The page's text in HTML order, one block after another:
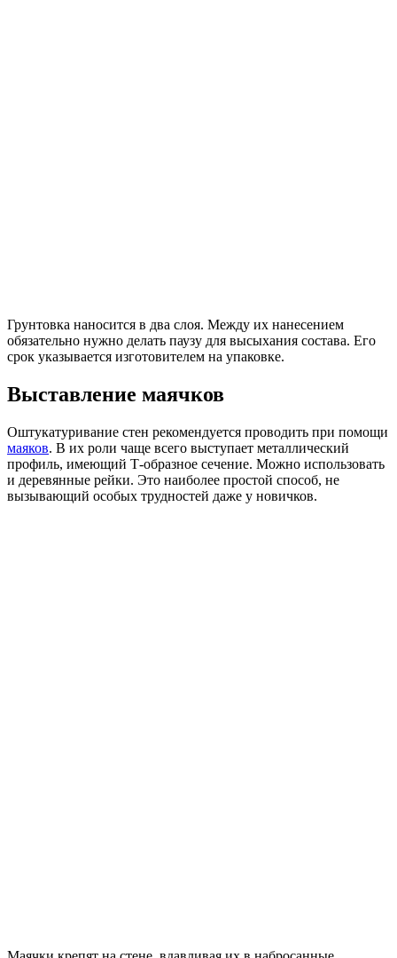
Грунтовка наносится в два слоя. Между их нанесением
обязательно нужно делать паузу для высыхания состава. Его
срок указывается изготовителем на упаковке.
Выставление маячков
Оштукатуривание стен рекомендуется проводить при помощи
маяков. В их роли чаще всего выступает металлический
профиль, имеющий Т-образное сечение. Можно использовать
и деревянные рейки. Это наиболее простой способ, не
вызывающий особых трудностей даже у новичков.